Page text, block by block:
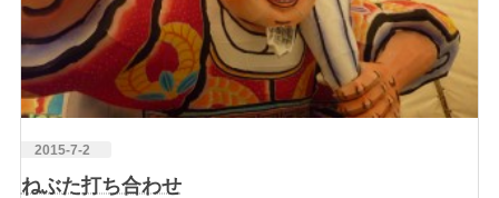
2015-7-2
ねぶた打ち合わせ